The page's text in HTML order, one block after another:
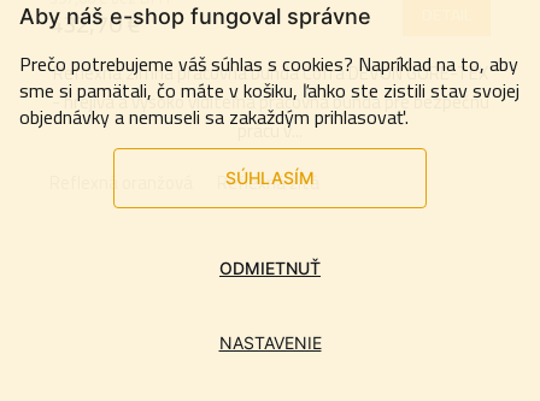
Aby náš e-shop fungoval správne
Prečo potrebujeme váš súhlas s cookies? Napríklad na to, aby
sme si pamätali, čo máte v košiku, ľahko ste zistili stav svojej
objednávky a nemuseli sa zakaždým prihlasovať.
SÚHLASÍM
NASTAVENIE
ODMIETNUŤ
432,70 €
Reflexná zimná pracovná bunda Cofra DEVON GORE-TEX
- hrejivá a vysoko viditeľná pracovná bunda pre bezpečnú
prácu v...
Reflexná žltá